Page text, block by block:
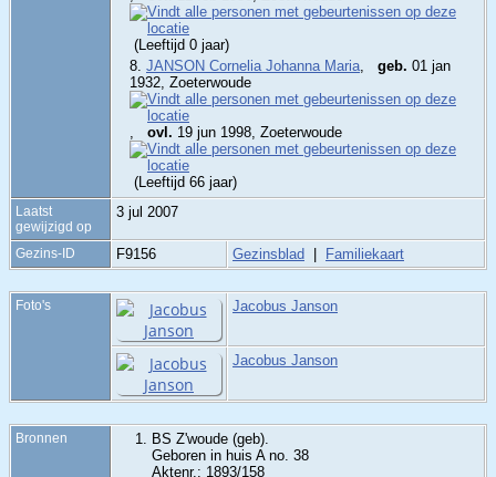
(Leeftijd 0 jaar)
8. JANSON Cornelia Johanna Maria geb. 01 jan
1932, Zoeterwoude
ovl. 19 jun 1998, Zoeterwoude
(Leeftijd 66 jaar)
Laatst
gewijzigd op
3 jul 2007
Gezins-ID F9156 Gezinsblad Familiekaart
Foto's Jacobus Janson
Jacobus Janson
Bronnen
BS Z'woude (geb).
Geboren in huis A no. 38
Aktenr.: 1893/158